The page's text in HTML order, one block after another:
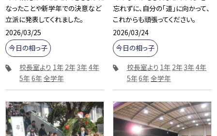
なったことや新学年での決意など
立派に発表してくれました。
2026/03/25
今日の相っ子
校長室より 1年 2年3年4年
5年6年全学年
忘れずに、自分の「道」に向かって、
これからも頑張ってください。
2026/03/24
今日の相っ子
校長室より 1年 2年3年4年
5年6年全学年